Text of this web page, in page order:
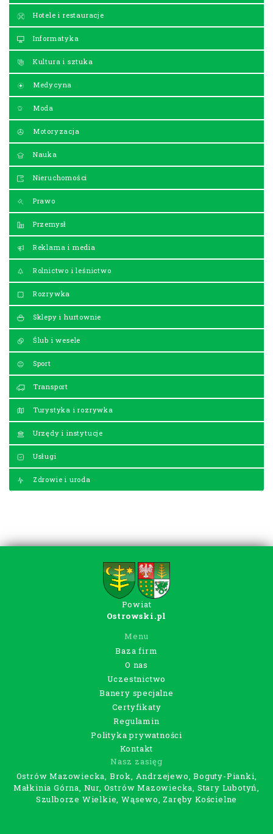
Hotele i restauracje
Informatyka
Kultura i sztuka
Medycyna
Moda
Motoryzacja
Nauka
Nieruchomości
Prawo
Przemysł
Reklama i media
Rolnictwo i leśnictwo
Rozrywka
Sklepy i hurtownie
Ślub i wesele
Sport
Transport
Turystyka i rozrywka
Urzędy i instytucje
Usługi
Zdrowie i uroda
Powiat
Ostrowski.pl
Menu
Baza firm
O nas
Uczestnictwo
Banery specjalne
Certyfikaty
Regulamin
Polityka prywatności
Kontakt
Nasz zasięg
Ostrów Mazowiecka, Brok, Andrzejewo, Boguty-Pianki,
Małkinia Górna, Nur, Ostrów Mazowiecka, Stary Lubotyń,
Szulborze Wielkie, Wąsewo, Zaręby Kościelne